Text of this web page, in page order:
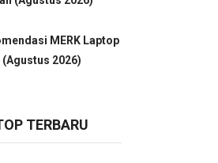
MERK Laptop
2026)
TERBARU